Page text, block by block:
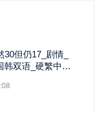
但仍17_剧情_
双语_硬繁中字_